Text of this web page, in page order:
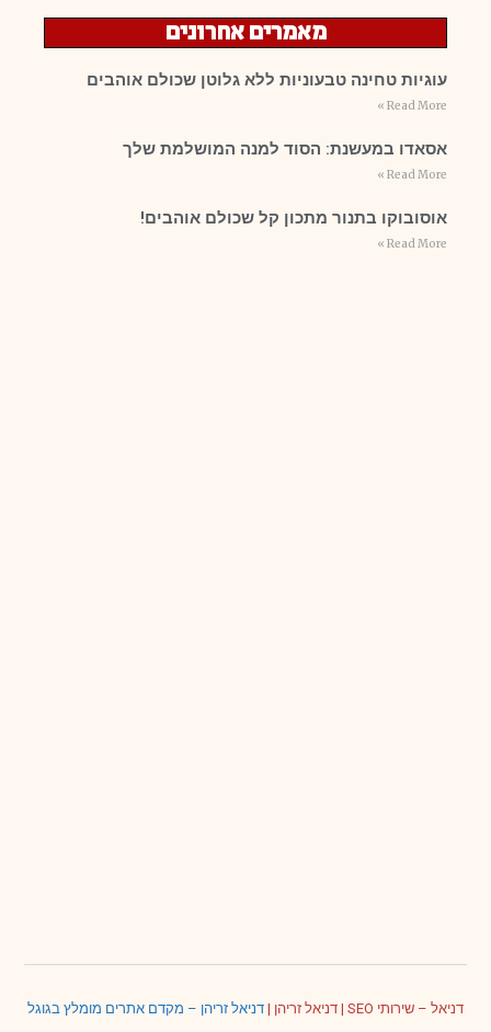
מאמרים אחרונים
עוגיות טחינה טבעוניות ללא גלוטן שכולם אוהבים
Read More »
אסאדו במעשנת: הסוד למנה המושלמת שלך
Read More »
אוסובוקו בתנור מתכון קל שכולם אוהבים!
Read More »
דניאל – שירותי SEO | דניאל זריהן | דניאל זריהן – מקדם אתרים מומלץ בגוגל